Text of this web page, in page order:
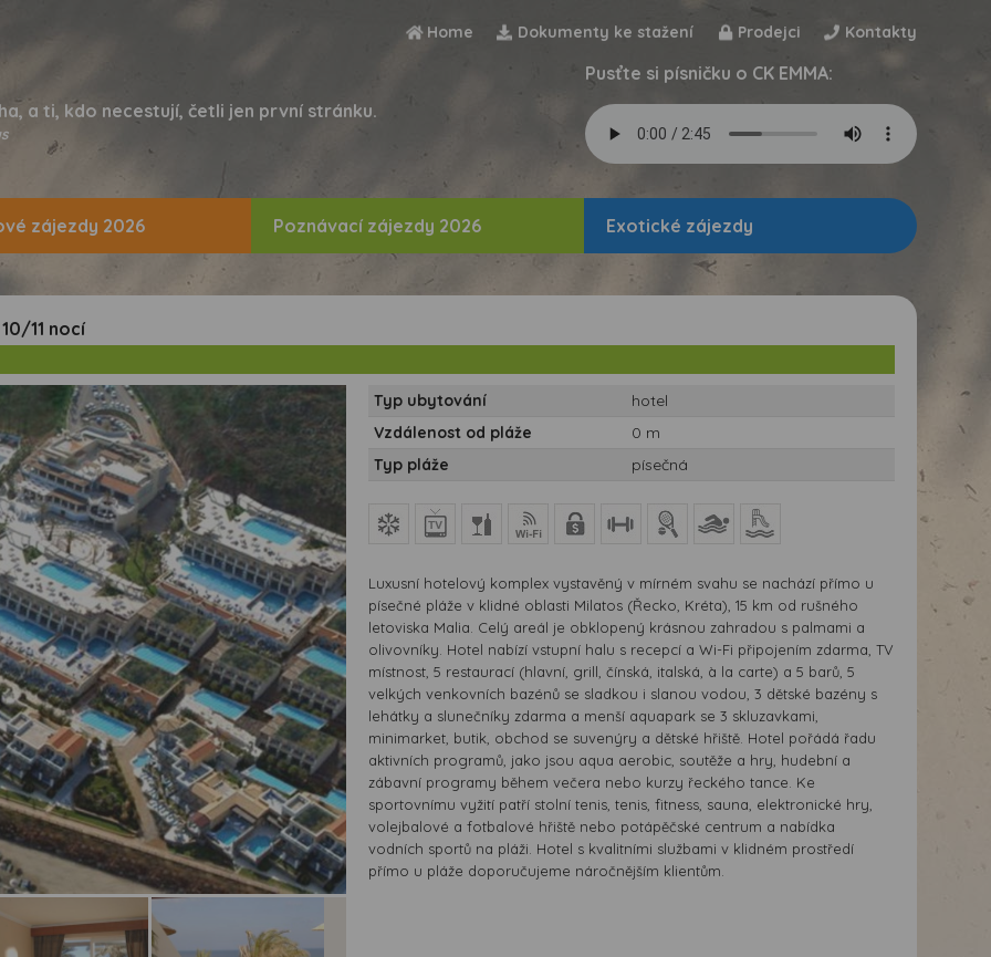
Home Dokumenty ke stažení Prodejci Kontakty
a ti, kdo necestují, četli jen první stránku.
Pusťte si písničku o CK EMMA:
zájezdy 2026 Poznávací zájezdy 2026 Exotické zájezdy
11 nocí
Typ ubytování
hotel
Vzdálenost od pláže
0 m
Typ pláže
písečná
Luxusní hotelový komplex vystavěný v mírném svahu se nachází přímo u
písečné pláže v klidné oblasti Milatos (Řecko, Kréta), 15 km od rušného
letoviska Malia. Celý areál je obklopený krásnou zahradou s palmami a
olivovníky. Hotel nabízí vstupní halu s recepcí a Wi-Fi připojením zdarma, TV
místnost, 5 restaurací (hlavní, grill, čínská, italská, à la carte) a 5 barů, 5
velkých venkovních bazénů se sladkou i slanou vodou, 3 dětské bazény s
lehátky a slunečníky zdarma a menší aquapark se 3 skluzavkami,
minimarket, butik, obchod se suvenýry a dětské hřiště. Hotel pořádá řadu
aktivních programů, jako jsou aqua aerobic, soutěže a hry, hudební a
zábavní programy během večera nebo kurzy řeckého tance. Ke
sportovnímu vyžití patří stolní tenis, tenis, fitness, sauna, elektronické hry,
volejbalové a fotbalové hřiště nebo potápěčské centrum a nabídka
vodních sportů na pláži. Hotel s kvalitními službami v klidném prostředí
přímo u pláže doporučujeme náročnějším klientům.